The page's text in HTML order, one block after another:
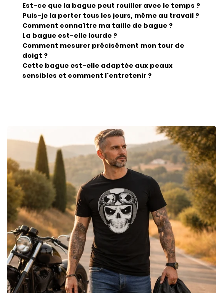
Est-ce que la bague peut rouiller avec le temps ?
Puis-je la porter tous les jours, même au travail ?
Comment connaître ma taille de bague ?
La bague est-elle lourde ?
Comment mesurer précisément mon tour de
doigt ?
Cette bague est-elle adaptée aux peaux
sensibles et comment l'entretenir ?